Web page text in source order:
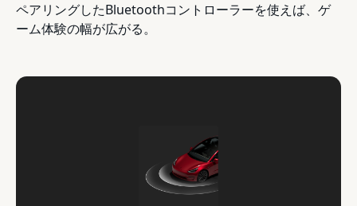
ペアリングしたBluetoothコントローラーを使えば、ゲ
ーム体験の幅が広がる。